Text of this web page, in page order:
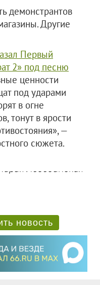
демонстрантов
Другие
Первый
2» под песню
ценности
под ударами
в огне
тонут в ярости
—
сюжета.
Лебединская
новость